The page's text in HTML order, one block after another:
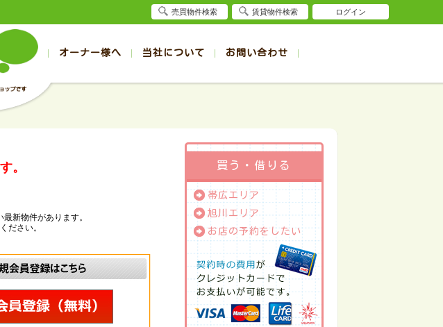
万円
帯広の1DK～1LDK賃貸
帯広の2K～2LDK賃貸
帯広の3K～3LDK賃貸
帯広の4K以上賃貸
万円
旭川の1DK～1LDK賃貸
旭川の2K～2LDK賃貸
旭川の3K～3LDK賃貸
旭川の4K以上賃貸
オーナー様へ 当社について
お客様の声
お問い合わせ
入居者様ページ
。
新物件があります。
ださい。
買う・借りる
帯広エリア
旭川エリア
お店の予約をしたい
売買物件検索 賃貸物件検索 ログイン